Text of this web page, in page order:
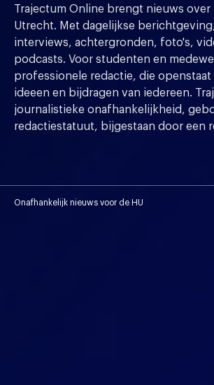
Trajectum Online brengt nieuws over
Utrecht. Met dagelijkse
interviews, achtergronden, foto's,
podcasts. Voor studenten en
professionele redactie, die
ideeen en bijdragen van iedereen.
journalistieke onafhankelijkheid,
redactiestatuut, bijgestaan door een
Onafhankelijk nieuws voor de HU